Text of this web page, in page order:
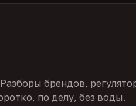
брендов,
по делу, без воды.